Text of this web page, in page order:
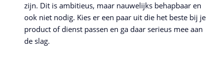
zijn. Dit is ambitieus, maar nauwelijks behapbaar en
ook niet nodig. Kies er een paar uit die het beste bij je
product of dienst passen en ga daar serieus mee aan
de slag.